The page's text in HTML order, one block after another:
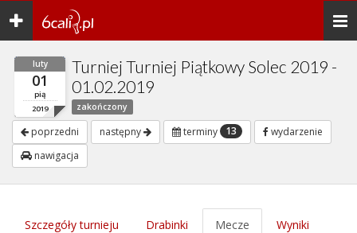
Toggle
navigation
luty
01
pią
2019
Turniej Turniej Piątkowy Solec 2019 -
01.02.2019
zakończony
poprzedni następny terminy 13
wydarzenie
nawigacja
Szczegóły turnieju Drabinki Mecze Wyniki